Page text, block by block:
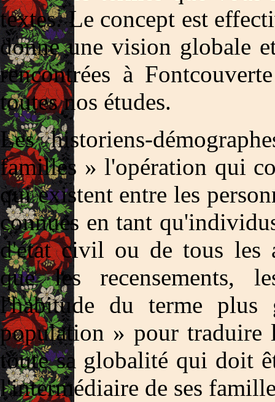
textes. Le concept est
donne une vision globale
rencontrées à
toutes nos études.
Les historiens-
familles » l'opération qui
qui existent entre les
connues en tant
d'état civil ou de tous les
que les recensements,
l'habitude du terme
population » pour traduire
toute sa globalité qui doit
l'intermédiaire de ses